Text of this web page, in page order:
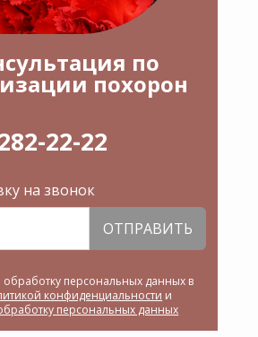
по
похорон
22-22
на звонок
ОТПРАВИТЬ
обработку персональных данных в
конфиденциальности и
персональных данных